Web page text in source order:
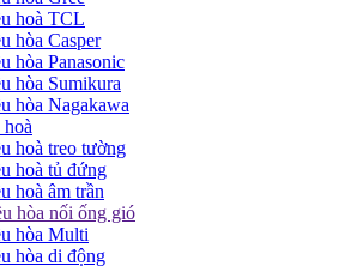
hoà TCL
hòa Casper
hòa Panasonic
hòa Sumikura
hòa Nagakawa
hoà treo tường
hoà tủ đứng
hoà âm trần
hòa nối ống gió
hòa Multi
hòa di động